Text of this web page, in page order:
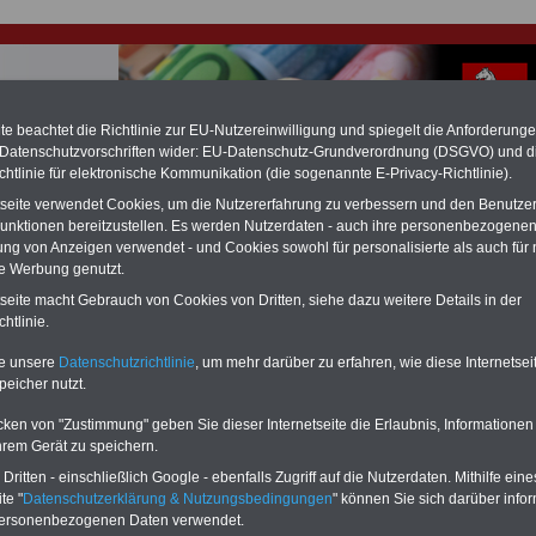
hat die Landesbesoldung von Berlin für die Jahre 2008 bis
erklärt (Berlin muss bisMärz 2027 eine Neuregelung der
die zun hohen Nachzahlungen führen wird). Auch beim Bund
wird es hohe Nachzahlungen geben (Medienberichten
hierzu eine Broschüre heraus, die unmittelbar nach dem Beschluss des
der Bundesregierung vorgelegt wird (wahrscheinlich im Quartal.2026
Beamte und den öffentlichen Dienst in Niedersachsen:
soll bei der Wiedereinführung des Weihnachtsgeldes
mit 3 Ratgebern für nur
für Beamtinnen
PDF-SERVICE: 10 Bücher bzw. eBooks
beachtet die Richtlinie zur EU-Nutzereinwilligung und spiegelt die
wider: EU-Datenschutz-Grundverordnung (DSGVO) und
für elektronische Kommunikation (die sogenannte E-Privacy-Richtlinie).
verwendet Cookies, um die Nutzererfahrung zu verbessern und den
bereitzustellen. Es werden Nutzerdaten - auch ihre
von Anzeigen verwendet - und Cookies sowohl für personalisierte als auch für
Werbung genutzt.
macht Gebrauch von Cookies von Dritten, siehe dazu weitere Details in der
unsere Datenschutzrichtlinie , um mehr darüber zu erfahren, wie diese
nutzt.
von "Zustimmung" geben Sie dieser Internetseite die Erlaubnis, Informationen
Gerät zu speichern.
- einschließlich Google - ebenfalls Zugriff auf die Nutzerdaten. Mithilfe
"Datenschutzerklärung & Nutzungsbedingungen" können Sie sich darüber
Daten verwendet.